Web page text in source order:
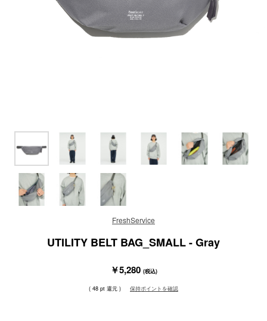
FreshService
UTILITY BELT BAG_SMALL - Gray
￥5,280 (税込)
( 48 pt 還元 ) 保持ポイントを確認